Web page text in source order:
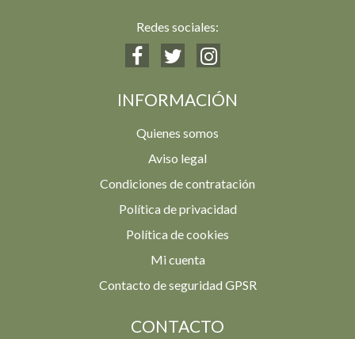
Redes sociales:
INFORMACIÓN
Quienes somos
Aviso legal
Condiciones de contratación
Política de privacidad
Política de cookies
Mi cuenta
Contacto de seguridad GPSR
CONTACTO